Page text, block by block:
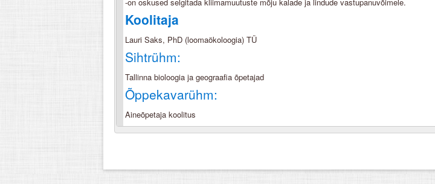
Koolitaja
Lauri Saks, PhD (loomaökoloogia) TÜ
Sihtrühm:
Tallinna bioloogia ja geograafia õpetajad
Õppekavarühm:
Aineõpetaja koolitus